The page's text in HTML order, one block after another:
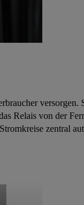
versorgen.
Relais von der
zentral